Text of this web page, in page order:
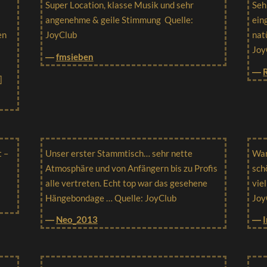
Super Location, klasse Musik und sehr
angenehme & geile Stimmung Quelle:
JoyClub
―fmsieben
―
–
Unser erster Stammtisch… sehr nette
Atmosphäre und von Anfängern bis zu Profis
alle vertreten. Echt top war das gesehene
Hängebondage … Quelle: JoyClub
― Neo_2013 ―